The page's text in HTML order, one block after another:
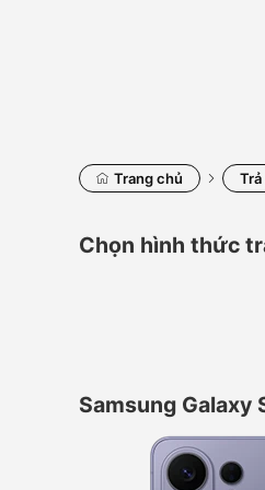
Trang chủ
Chọn hình thức
Samsung Galaxy